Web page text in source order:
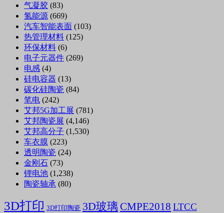
气凝胶 (83)
氢能源 (669)
汽车智能表面 (103)
热管理材料 (125)
环保材料 (6)
电子元器件 (269)
电感 (4)
硅电容器 (13)
碳化硅陶瓷 (84)
笔电 (242)
艾邦5G加工展 (781)
艾邦陶瓷展 (4,146)
艾邦高分子 (1,530)
车衣膜 (223)
透明陶瓷 (24)
金刚石 (73)
锂电池 (1,238)
陶瓷轴承 (80)
3D打印 3D打印陶瓷 3D玻璃 CMPE2018 LTCC